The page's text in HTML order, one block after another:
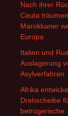
Nach ihrer
Ceuta
Marokkaner
Europa
Italien und
Auslagerung
Asylverfahren
Afrika
Drehscheibe
betrügerische